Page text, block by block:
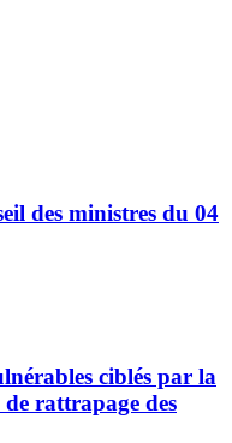
des ministres du 04
ciblés par la
rattrapage des